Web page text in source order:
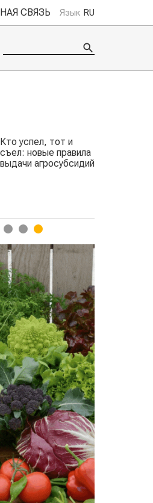
СВЯЗЬ Язык RU
Казахстанское
сельхозсырье
используют для
3 4 5